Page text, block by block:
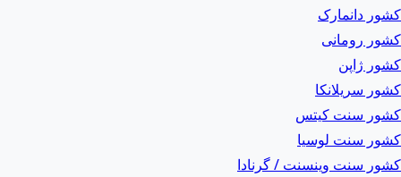
کشور دانمارک
کشور رومانی
کشور ژاپن
کشور سریلانکا
کشور سنت کیتس
کشور سنت لوسیا
کشور سنت وینسنت / گرنادا